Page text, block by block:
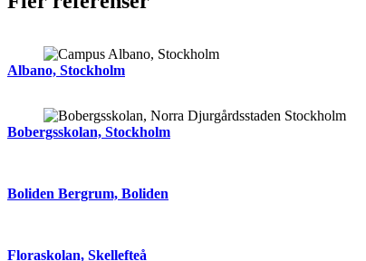
Albano, Stockholm
Bobergsskolan, Stockholm
Boliden Bergrum, Boliden
Floraskolan, Skellefteå